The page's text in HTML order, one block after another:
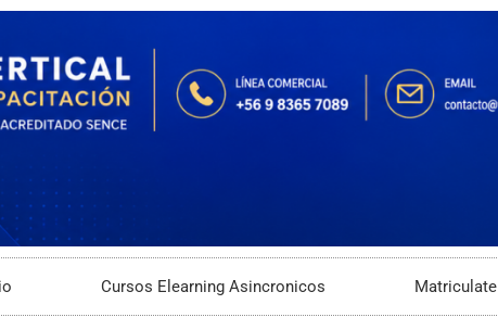
Cursos Elearning Asincronicos Matriculate